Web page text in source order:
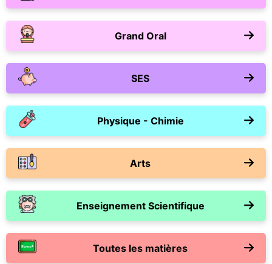
Grand Oral
SES
Physique - Chimie
Arts
Enseignement Scientifique
Toutes les matières